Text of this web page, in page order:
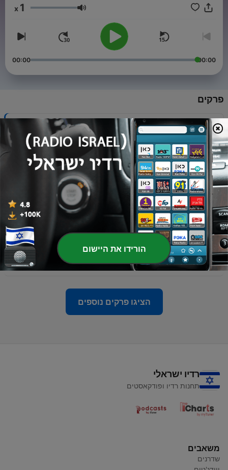
עוצמת שמע 1
00:00
00:00
פרקים
10
- פרק 10: שפויים
08 אוג' 2022
9
- פרק 9: לילה לא שקט
01 אוג' 2022
8
- פרק 8: תרקוד
7
- פרק 7: אהבתיהם
18 יולי 2022
6
- פרק 6: אושר אקספרס
11 יולי 2022
הציגו פרקים נוספים
רדיו ישראלי
תחנות רדיו ופודקאסטים
משאבים
שדרנים
הורידו את היישום